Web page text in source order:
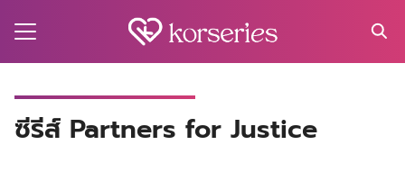
ซีรีส์ Partners for Justice